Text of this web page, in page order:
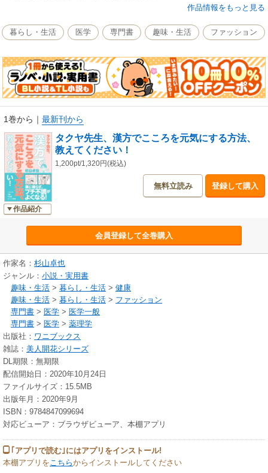
病院に行くほどではないけれど、ちょっとしたこころの不調に悩まされて
Twitterやnoteで人気の漢方アドバイザー・タクヤ先生が、中医学の視点か
ら、こころをいたわり健康に暮らすための過ごしかたを紹介。
考えかたや習慣を少し変えるだけで、日々をぐっとラクに過ごせるように
イライラ、不眠、憂うつ感などの症状別の対処法や、季節の不調におすす
めの漢方薬・食べ物も掲載。
４コマ漫画付きだから、漢方初心者でも楽しみながら学べます。
【もくじ】
第１章 こころの持ちかた
第２章 日々の過ごしかた
巻末付録 こころの不調を防ぐ 中医学の基礎知識
【著者プロフィール】
杉山卓也 （すぎやま たくや）
漢方薬剤師、漢方アドバイザー、神奈川中医薬研究会会長、星薬科大学非
常勤講師。
神奈川県にある「漢方のスギヤマ薬局」で予約制の健康相談を行うかたわ
ら、中医学講師として年間100本ものセミナーを全国で開催。
また、完全予約制の漢方相談処「成城漢方たまり」、中医学の専門スクー
ル「tamari中医学養生学院」、漢方薬局経営者向けのコンサルタント会社
「Takuya kanpo consulting」などの経営、オンラインサロンの主宰など幅
広く活動している。
主な著書に、『漢方でわかる 上手な「こころ」の休ませ方』（三笠書
房）、『不調が消える食べもの事典』（あさ出版）、『現場で使える 薬剤
師・登録販売者のための漢方相談便利帖 症状からチャートで選ぶ漢方薬』
（翔泳社）などがある。
Twitter： @takuyasensei
作品情報をもっと見る
暮らし・生活 医学 専門書 趣味・生活 ファッション
1巻から ｜ 最新刊から
作品紹介
タクヤ先生、漢方でこころを元気にする方法、
教えてください！
1,200pt/1,320円(税込)
無料立読み 登録して購入
会員登録して全巻購入
作家名： 杉山卓也
ジャンル： 小説・実用書
趣味・生活 > 暮らし・生活 > 健康
趣味・生活 > 暮らし・生活 > ファッション
専門書 > 医学 > 医学一般
専門書 > 医学 > 薬理学
出版社： ワニブックス
雑誌： 美人開花シリーズ
DL期限：無期限
配信開始日：2020年10月24日
ファイルサイズ：15.5MB
出版年月：2020年9月
ISBN：9784847099694
対応ビューア：ブラウザビューア、本棚アプリ
｢アプリで読む｣にはアプリをインストール!
本棚アプリを こちらからインストールしてください